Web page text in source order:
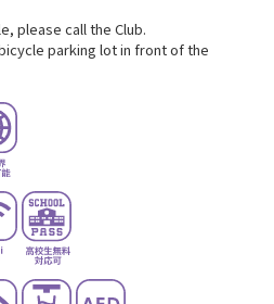
please call the Club.
parking lot in front of the